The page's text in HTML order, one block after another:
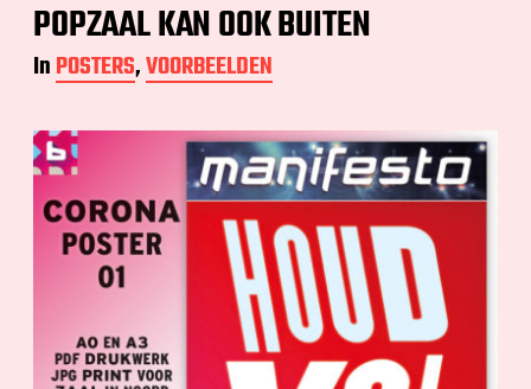
POPZAAL KAN OOK BUITEN
InPOSTERS,VOORBEELDEN